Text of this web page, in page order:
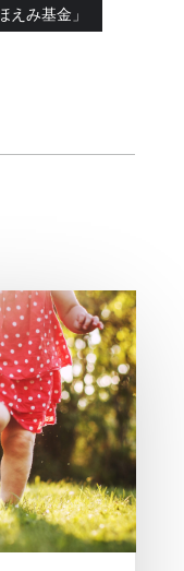
み基金」